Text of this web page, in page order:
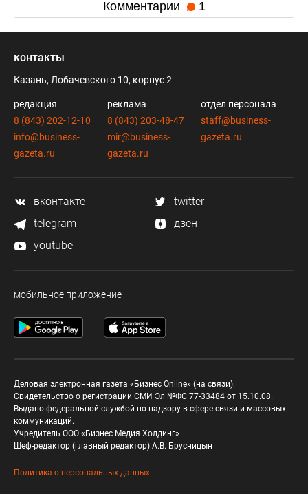
Комментарии 1
контакты
Казань, Лобачевского 10, корпус 2
редакция
8 (843) 202-12-10
info@business-
gazeta.ru
реклама
8 (843) 203-48-47
mir@business-
gazeta.ru
отдел персонала
staff@business-
gazeta.ru
вконтакте
twitter
telegram
дзен
youtube
мобильное приложение
Деловая электронная газета «Бизнес Online» (на связи).
Свидетельство о регистрации СМИ Эл №ФС 77-33484 от 15.10.08.
Выдано федеральной службой по надзору в сфере связи и массовых
коммуникаций.
Учредитель ООО «Бизнес Медия Холдинг»
Шеф-редактор (главный редактор) А.В. Брусницын
Политика о персональных данных